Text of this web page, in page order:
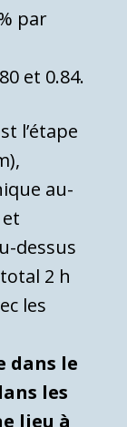
par
et 0.84.
l’étape
au-
dessus
2 h
les
dans le
les
lieu à